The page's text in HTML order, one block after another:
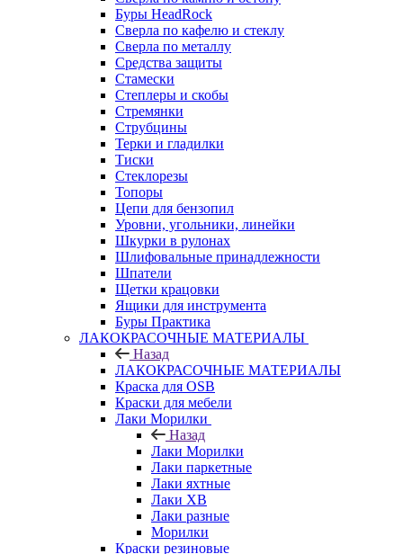
Буры HeadRock
Сверла по кафелю и стеклу
Сверла по металлу
Средства защиты
Стамески
Степлеры и скобы
Стремянки
Струбцины
Терки и гладилки
Тиски
Стеклорезы
Топоры
Цепи для бензопил
Уровни, угольники, линейки
Шкурки в рулонах
Шлифовальные принадлежности
Шпатели
Щетки крацовки
Ящики для инструмента
Буры Практика
ЛАКОКРАСОЧНЫЕ МАТЕРИАЛЫ
Назад
ЛАКОКРАСОЧНЫЕ МАТЕРИАЛЫ
Краска для OSB
Краски для мебели
Лаки Морилки
Назад
Лаки Морилки
Лаки паркетные
Лаки яхтные
Лаки ХВ
Лаки разные
Морилки
Краски резиновые